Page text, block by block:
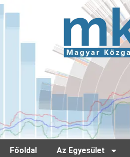
Főoldal Az Egyesület